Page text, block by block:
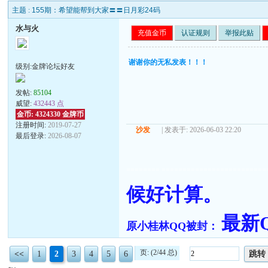
主题 : 155期：希望能帮到大家〓〓日月彩24码
水与火
级别:金牌论坛好友
发帖:85104
威望:432443 点
金币: 4324330 金牌币
注册时间:2019-07-27
最后登录:2026-08-07
充值金币 认证规则 举报此贴
谢谢你的无私发表！！！
沙发 | 发表于: 2026-06-03 22:20
候好计算。
原小桂林QQ被封： 最新
<< 1 2 3 4 5 6 页: (2/44 总) 跳转